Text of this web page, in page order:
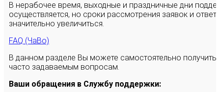
В нерабочее время, выходные и праздничные дни
осуществляется, но сроки рассмотрения заявок и
значительно увеличиться.
FAQ (ЧаВо)
В данном разделе Вы можете самостоятельно
часто задаваемым вопросам.
Ваши обращения в Службу поддержки: